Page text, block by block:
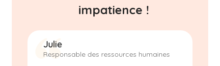
impatience !
Julie
Responsable des ressources humaines